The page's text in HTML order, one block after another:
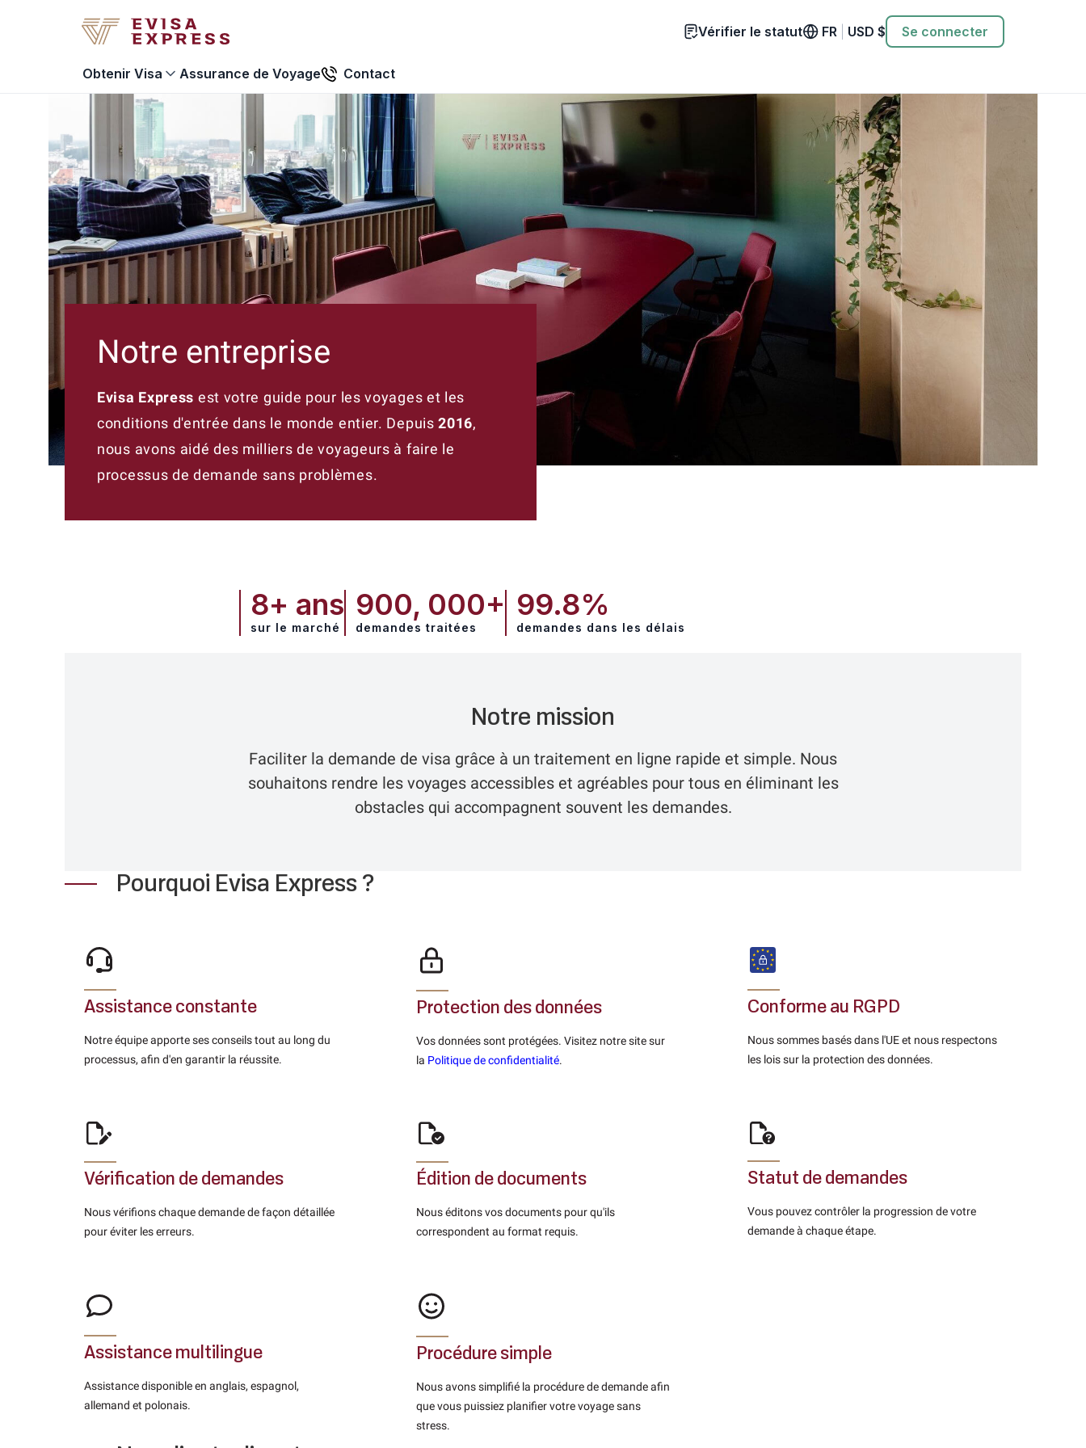
Vérifier le statut FR USD $ Se connecter
Obtenir Visa Assurance de Voyage Contact
Notre entreprise
Evisa Express est votre guide pour les voyages et les
conditions d'entrée dans le monde entier. Depuis2016,
nous avons aidé des milliers de voyageurs à faire le
processus de demande sans problèmes.
8+ ans
sur le marché
900, 000+
demandes traitées
99.8%
demandes dans les délais
Notre mission
Faciliter la demande de visa grâce à un traitement en ligne rapide et simple. Nous
souhaitons rendre les voyages accessibles et agréables pour tous en éliminant les
obstacles qui accompagnent souvent les demandes.
Pourquoi Evisa Express ?
Assistance constante
Notre équipe apporte ses conseils tout au long du
processus, afin d'en garantir la réussite.
Protection des données
Vos données sont protégées. Visitez notre site sur
la Politique de confidentialité.
Conforme au RGPD
Nous sommes basés dans l'UE et nous respectons
les lois sur la protection des données.
Vérification de demandes
Nous vérifions chaque demande de façon détaillée
pour éviter les erreurs.
Édition de documents
Nous éditons vos documents pour qu'ils
correspondent au format requis.
Statut de demandes
Vous pouvez contrôler la progression de votre
demande à chaque étape.
Assistance multilingue
Assistance disponible en anglais, espagnol,
allemand et polonais.
Procédure simple
Nous avons simplifié la procédure de demande afin
que vous puissiez planifier votre voyage sans
stress.